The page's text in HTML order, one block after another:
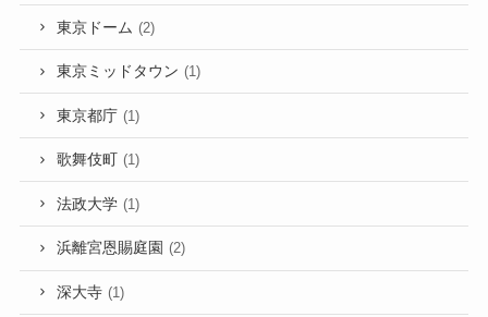
東京ドーム (2)
東京ミッドタウン (1)
東京都庁 (1)
歌舞伎町 (1)
法政大学 (1)
浜離宮恩賜庭園 (2)
深大寺 (1)